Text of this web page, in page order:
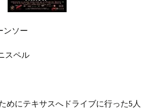
ンソー
スペル
めにテキサスへドライブに行った5人